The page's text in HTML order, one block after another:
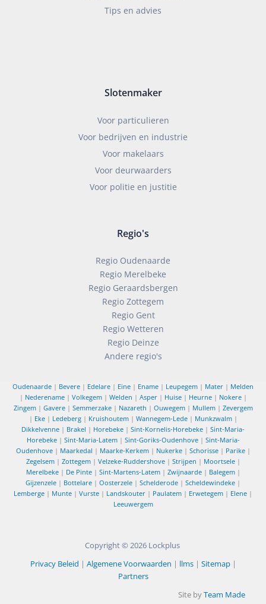
Tips en advies
Slotenmaker
Voor particulieren
Voor bedrijven en industrie
Voor makelaars
Voor deurwaarders
Voor politie en justitie
Regio's
Regio Oudenaarde
Regio Merelbeke
Regio Geraardsbergen
Regio Zottegem
Regio Gent
Regio Wetteren
Regio Deinze
Andere regio's
Oudenaarde | Bevere | Edelare | Eine | Ename | Leupegem | Mater | Melden
| Nederename| Volkegem| Welden | Asper| Huise| Heurne| Nokere|
Zingem| Gavere| Semmerzake| Nazareth | Ouwegem| Mullem| Zevergem
| Eke| Ledeberg| Kruishoutem| Wannegem-Lede| Munkzwalm|
Dikkelvenne | Brakel | Horebeke | Sint-Kornelis-Horebeke | Sint-Maria-
Horebeke| Sint-Maria-Latem| Sint-Goriks-Oudenhove| Sint-Maria-
Oudenhove| Maarkedal | Maarke-Kerkem| Nukerke| Schorisse| Parike|
Zegelsem| Zottegem| Velzeke-Ruddershove| Strijpen | Moortsele|
Merelbeke| De Pinte| Sint-Martens-Latem| Zwijnaarde| Balegem|
Gijzenzele | Bottelare | Oosterzele | Schelderode | Scheldewindeke |
Lemberge | Munte | Vurste | Landskouter | Paulatem | Erwetegem | Elene |
Leeuwergem
Copyright © 2026 Lockplus
Privacy Beleid | Algemene Voorwaarden | llms| Sitemap|
Partners
Site byTeam Made